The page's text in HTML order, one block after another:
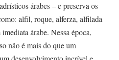
árabes – e preserva os
alfil, roque, alferza, alfilada
árabe. Nessa época,
não é mais do que um